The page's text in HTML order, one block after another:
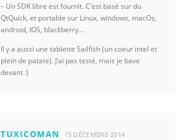
– Un SDK libre est fournit. C’est basé sur du
QtQuick, et portable sur Linux, windows, macOs,
android, IOS, blackberry…
Il y a aussi une tablette Sailfish (un coeur intel et
plein de patate). J’ai pas testé, mais je bave
devant :)
TUXICOMAN 15 DÉCEMBRE 2014